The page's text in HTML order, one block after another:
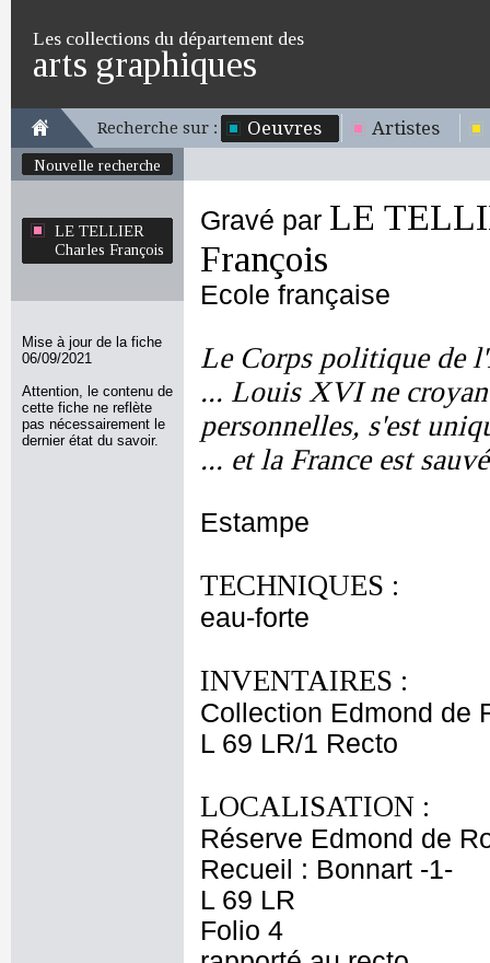
Les collections du département des
arts graphiques
Recherche sur : Oeuvres Artistes
Nouvelle recherche
LE TELLIER
Charles François
Mise à jour de la fiche
06/09/2021
Attention, le contenu de
cette fiche ne reflète
pas nécessairement le
dernier état du savoir.
Gravé par LE
François
Ecole française
Le Corps politique de
... Louis XVI ne
personnelles, s'est
... et la France est
Estampe
TECHNIQUES :
eau-forte
INVENTAIRES :
Collection Edmond de
L 69 LR/1 Recto
LOCALISATION :
Réserve Edmond de
Recueil : Bonnart -1-
L 69 LR
Folio 4